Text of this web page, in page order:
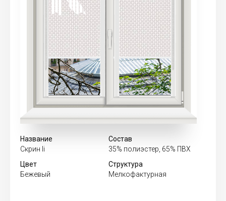
Название
Скрин Ii
Состав
35% полиэстер, 65% ПВХ
Цвет
Бежевый
Структура
Мелкофактурная